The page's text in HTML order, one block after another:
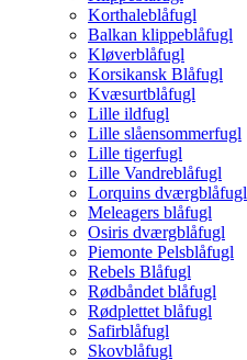
Korthaleblåfugl
Balkan klippeblåfugl
Kløverblåfugl
Korsikansk Blåfugl
Kvæsurtblåfugl
Lille ildfugl
Lille slåensommerfugl
Lille tigerfugl
Lille Vandreblåfugl
Lorquins dværgblåfugl
Meleagers blåfugl
Osiris dværgblåfugl
Piemonte Pelsblåfugl
Rebels Blåfugl
Rødbåndet blåfugl
Rødplettet blåfugl
Safirblåfugl
Skovblåfugl